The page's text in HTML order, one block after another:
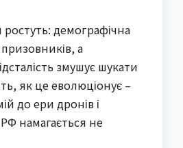
демографічна
а
змушує шукати
як це еволюціонує –
до ери дронів і
РФ намагається не